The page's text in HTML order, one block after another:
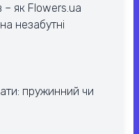
– як Flowers.ua
незабутні
пружинний чи